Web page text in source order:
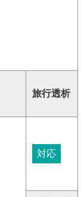
旅行透析
対応